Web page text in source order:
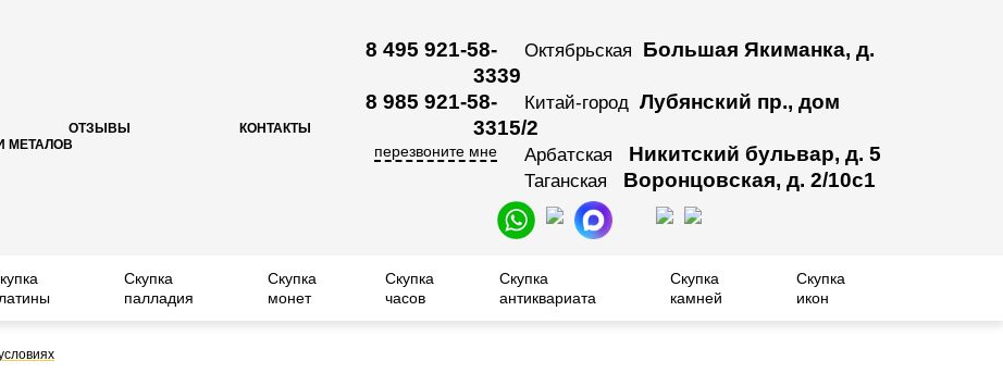
ОТЗЫВЫ
КОНТАКТЫ
МЕТАЛОВ
8 495 921-58-
33
8 985 921-58-
33
перезвоните мне
Октябрьская
Большая Якиманка, д.
39
Китай-город Лубянский пр., дом
15/2
Арбатская Никитский бульвар, д. 5
Таганская Воронцовская, д. 2/10с1
Скупка
палладия
Скупка
монет
Скупка
часов
Скупка
антиквариата
Скупка
камней
Скупка
икон